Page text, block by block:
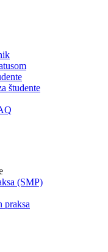
študente
(SMP)
praksa